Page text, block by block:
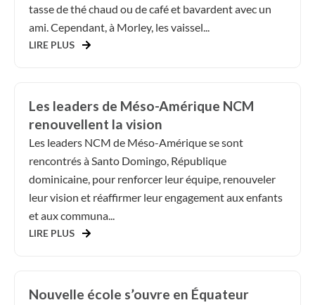
tasse de thé chaud ou de café et bavardent avec un
ami. Cependant, à Morley, les vaissel...
LIRE PLUS
Les leaders de Méso-Amérique NCM
renouvellent la vision
Les leaders NCM de Méso-Amérique se sont
rencontrés à Santo Domingo, République
dominicaine, pour renforcer leur équipe, renouveler
leur vision et réaffirmer leur engagement aux enfants
et aux communa...
LIRE PLUS
Nouvelle école s’ouvre en Équateur